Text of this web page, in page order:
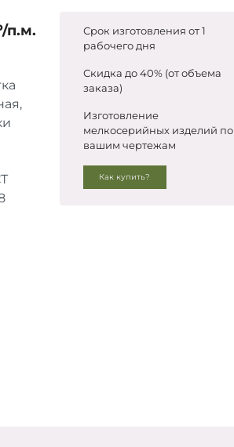
п.м.
Срок изготовления от 1
рабочего дня
Скидка до 40% (от объема
заказа)
Изготовление
мелкосерийных изделий по
вашим чертежам
Как купить?